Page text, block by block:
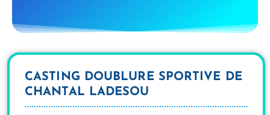
CASTING DOUBLURE SPORTIVE DE
CHANTAL LADESOU